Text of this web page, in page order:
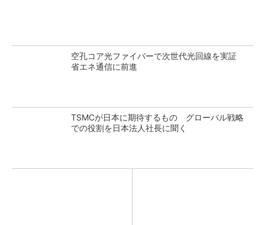
空孔コア光ファイバーで次世代光回線を実証
省エネ通信に前進
TSMCが日本に期待するもの グローバル戦略
での役割を日本法人社長に聞く